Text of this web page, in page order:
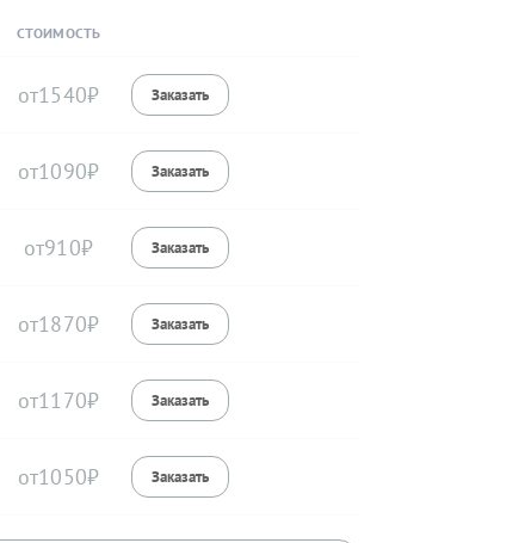
СТОИМОСТЬ
1540
1090
910
1870
1170
1050